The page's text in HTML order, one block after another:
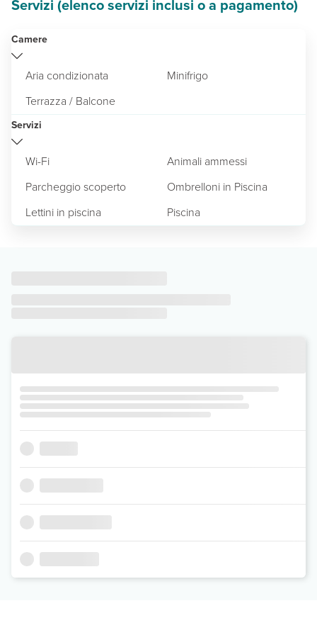
Servizi (elenco servizi inclusi o a pagamento)
Camere
Aria condizionata
Minifrigo
Terrazza / Balcone
Servizi
Wi-Fi
Animali ammessi
Parcheggio scoperto
Ombrelloni in Piscina
Lettini in piscina
Piscina